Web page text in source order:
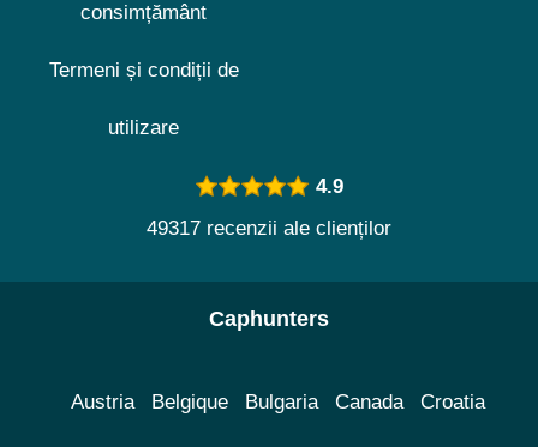
consimțământ
Termeni și condiții de
utilizare
4.9
49317 recenzii ale clienților
Caphunters
Austria Belgique Bulgaria Canada Croatia